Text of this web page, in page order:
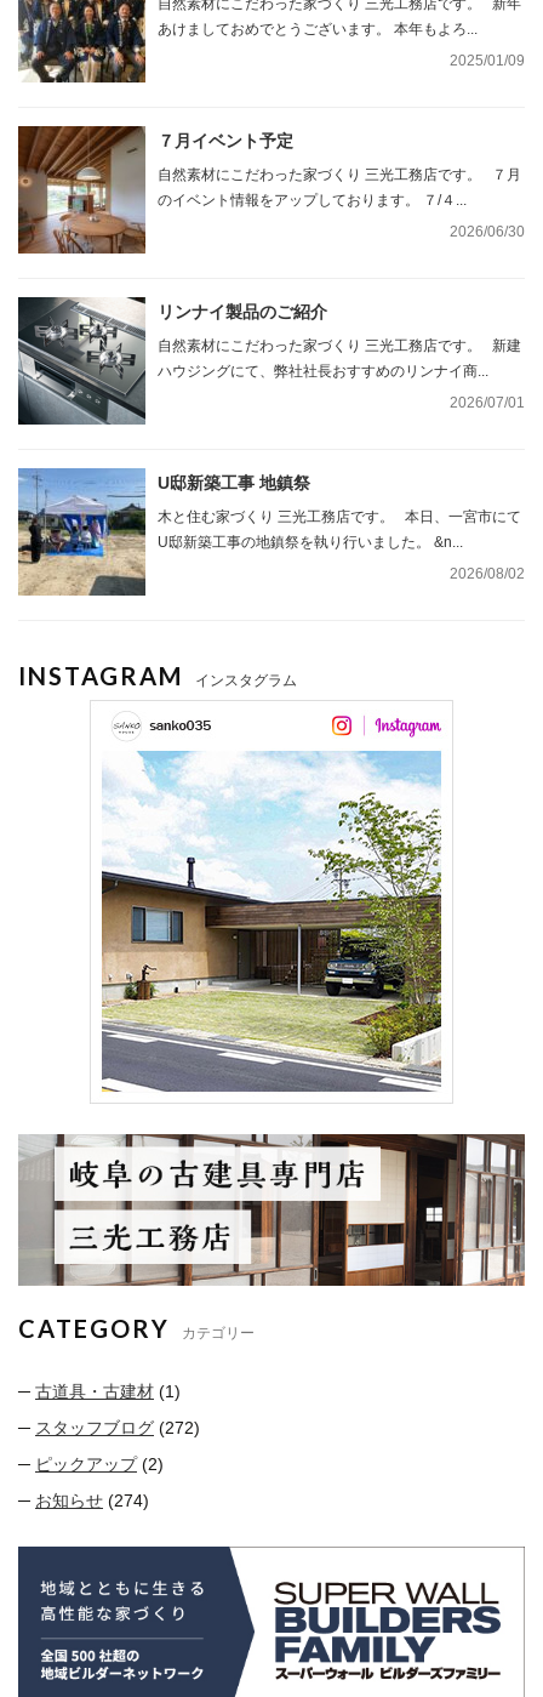
あけましておめでとうございます。 本年もよろ...
2025/01/09
７月イベント予定
自然素材にこだわった家づくり 三光工務店です。 ７月
のイベント情報をアップしております。 ７/４...
2026/06/30
リンナイ製品のご紹介
自然素材にこだわった家づくり 三光工務店です。 新建
ハウジングにて、弊社社長おすすめのリンナイ商...
2026/07/01
U邸新築工事 地鎮祭
木と住む家づくり 三光工務店です。 本日、一宮市にて
U邸新築工事の地鎮祭を執り行いました。 &n...
2026/08/02
INSTAGRAM インスタグラム
CATEGORY カテゴリー
古道具・古建材 (1)
スタッフブログ (272)
ピックアップ(2)
お知らせ (274)